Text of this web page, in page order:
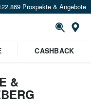
Prospekte & Angebote
CASHBACK
&